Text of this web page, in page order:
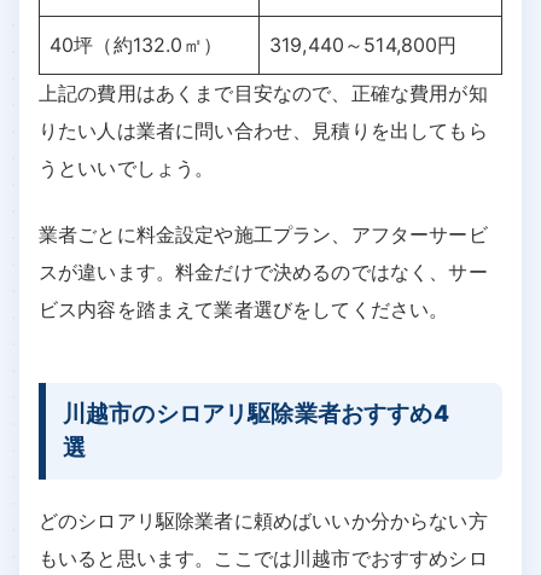
40坪（約132.0㎡）
319,440～514,800円
上記の費用はあくまで目安なので、正確な費用が知
りたい人は業者に問い合わせ、見積りを出してもら
うといいでしょう。
業者ごとに料金設定や施工プラン、アフターサービ
スが違います。料金だけで決めるのではなく、サー
ビス内容を踏まえて業者選びをしてください。
川越市のシロアリ駆除業者おすすめ4
選
どのシロアリ駆除業者に頼めばいいか分からない方
もいると思います。ここでは川越市でおすすめシロ